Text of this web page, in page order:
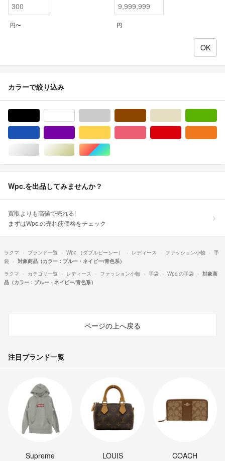
円〜 円
カラーで絞り込み
シルバー/銀色系ゴールド/金色系マルチカラー
Wpc.を出品してみませんか？
買取よりも高値で売れる!
まずはWpc.の売れ筋価格をチェック
ラクマ ブランド一覧 Wpc.（ダブルピーシー） レディース ファッション小物
手
袋
対象商品（カラー：ブルー・ネイビー/青色系）
ラクマ
カテゴリ一覧 レディース ファッション小物 手袋 Wpc.の手袋
対象商
品（カラー：ブルー・ネイビー/青色系）
ページの上へ戻る
注目ブランド一覧
Supreme
LOUIS
COACH